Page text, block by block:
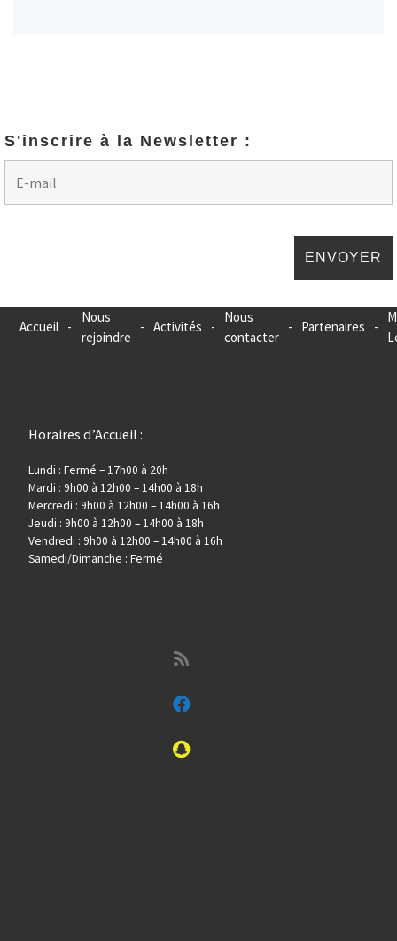
S'inscrire à la Newsletter :
Accueil -
Nous
rejoindre
- Activités -
Nous
contacter
- Partenaires -
Horaires d’Accueil :
Lundi : Fermé – 17h00 à 20h
Mardi : 9h00 à 12h00 – 14h00 à 18h
Mercredi : 9h00 à 12h00 – 14h00 à 16h
Jeudi : 9h00 à 12h00 – 14h00 à 18h
Vendredi : 9h00 à 12h00 – 14h00 à 16h
Samedi/Dimanche : Fermé